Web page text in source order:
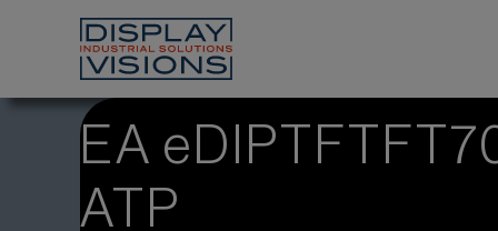
EA
ATP